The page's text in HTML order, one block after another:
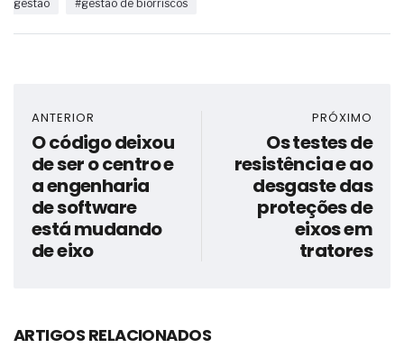
gestão #gestão de biorriscos
ANTERIOR
O código deixou
de ser o centro e
a engenharia
de software
está mudando
de eixo
PRÓXIMO
Os testes de
resistência e ao
desgaste das
proteções de
eixos em
tratores
ARTIGOS RELACIONADOS